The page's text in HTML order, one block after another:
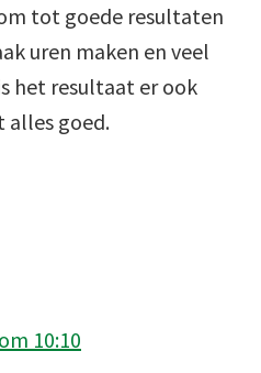
tot goede resultaten
uren maken en veel
het resultaat er ook
alles goed.
10:10